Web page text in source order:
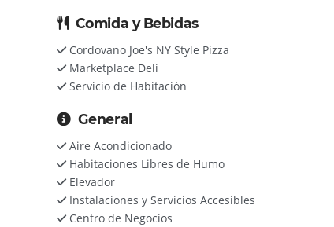
Comida y Bebidas
Cordovano Joe's NY Style Pizza
Marketplace Deli
Servicio de Habitación
General
Aire Acondicionado
Habitaciones Libres de Humo
Elevador
Instalaciones y Servicios Accesibles
Centro de Negocios